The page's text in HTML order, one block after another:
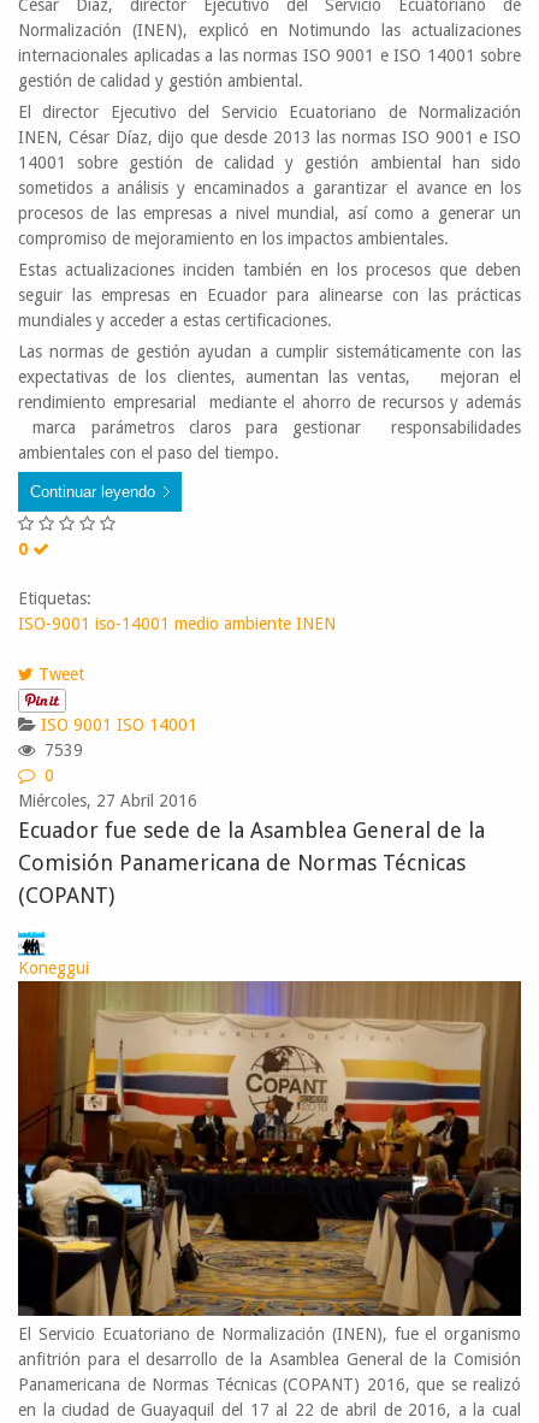
César Díaz, director Ejecutivo del Servicio Ecuatoriano de
Normalización (INEN), explicó en Notimundo las actualizaciones
internacionales aplicadas a las normas ISO 9001 e ISO 14001 sobre
gestión de calidad y gestión ambiental.
El director Ejecutivo del Servicio Ecuatoriano de Normalización
INEN, César Díaz, dijo que desde 2013 las normas ISO 9001 e ISO
14001 sobre gestión de calidad y gestión ambiental han sido
sometidos a análisis y encaminados a garantizar el avance en los
procesos de las empresas a nivel mundial, así como a generar un
compromiso de mejoramiento en los impactos ambientales.
Estas actualizaciones inciden también en los procesos que deben
seguir las empresas en Ecuador para alinearse con las prácticas
mundiales y acceder a estas certificaciones.
Las normas de gestión ayudan a cumplir sistemáticamente con las
expectativas de los clientes, aumentan las ventas, mejoran el
rendimiento empresarial mediante el ahorro de recursos y además
marca parámetros claros para gestionar responsabilidades
ambientales con el paso del tiempo.
Continuar leyendo
0
Etiquetas:
ISO-9001 iso-14001 medio ambiente INEN
Tweet
ISO 9001 ISO 14001
7539
0
Miércoles, 27 Abril 2016
Ecuador fue sede de la Asamblea General de la
Comisión Panamericana de Normas Técnicas
(COPANT)
Koneggui
El Servicio Ecuatoriano de Normalización (INEN), fue el organismo
anfitrión para el desarrollo de la Asamblea General de la Comisión
Panamericana de Normas Técnicas (COPANT) 2016, que se realizó
en la ciudad de Guayaquil del 17 al 22 de abril de 2016, a la cual